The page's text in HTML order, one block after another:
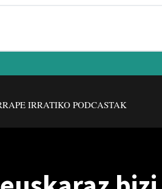
IRRATIKO PODCASTAK